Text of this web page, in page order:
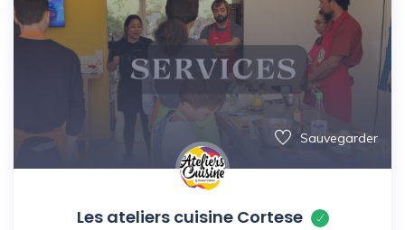
Sauvegarder
Les ateliers cuisine Cortese